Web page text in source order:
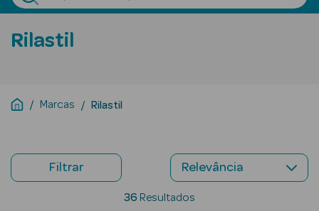
Ver Tudo
Beauty Season
Rilastil
Marcas Rilastil
Filtrar
36 Resultados